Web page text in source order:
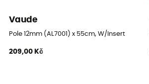
Vaude
Pole 12mm (AL7001) x 55cm, W/Insert
209,00 Kč